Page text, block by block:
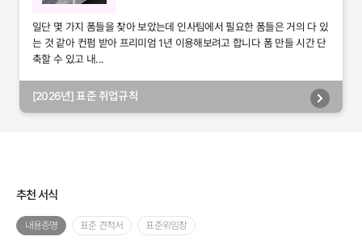
일단 몇 가지 폼들을 찾아 보았는데 인사팀에서 필요한 폼들은 거의 다 있
는 것 같아 컨펌 받아 프리미엄 1년 이용해보려고 합니다 폼 만들 시간 단
축할 수 있고 내...
[2026년] 표준 취업규칙
추천 서식
내용증명 표준 견적서 표준위임장